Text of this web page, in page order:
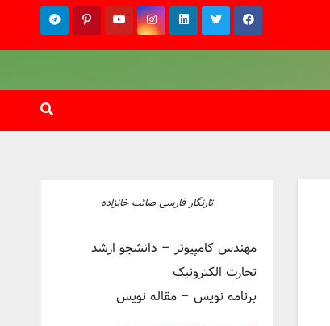
تارنگار فارسی صائب خانزاده
مهندس کامپیوتر – دانشجو ارشد
تجارت الکترونیک
برنامه نویس – مقاله نویس